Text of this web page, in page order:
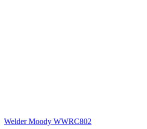
Welder Moody WWRC802